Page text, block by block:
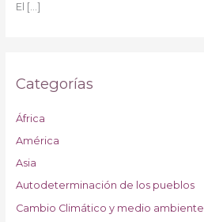
El […]
Categorías
África
América
Asia
Autodeterminación de los pueblos
Cambio Climático y medio ambiente